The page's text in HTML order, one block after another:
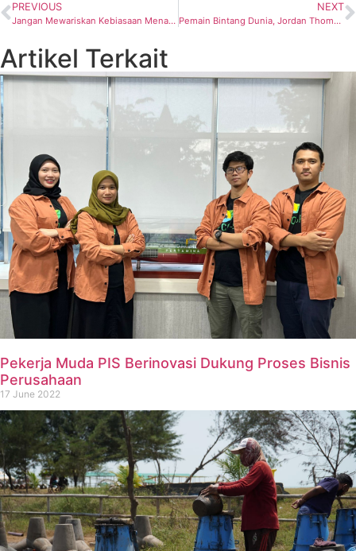
PREVIOUS
Jangan Mewariskan Kebiasaan Menambang Timah Ilegal, Pengamat Sebut Semua Pihak Harus Komitmen Perbaiki Tata Niaga
NEXT
Pemain Bintang Dunia, Jordan Thompson, Resmi Bergabung dengan Jakarta Pertamina Enduro
Artikel Terkait
Pekerja Muda PIS Berinovasi Dukung Proses Bisnis
Perusahaan
17 June 2022